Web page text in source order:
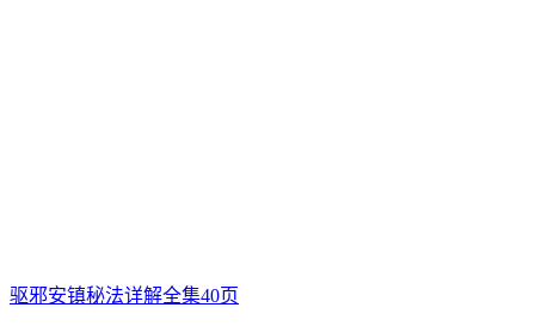
驱邪安镇秘法详解全集40页